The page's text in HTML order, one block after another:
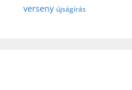
verseny újságírás